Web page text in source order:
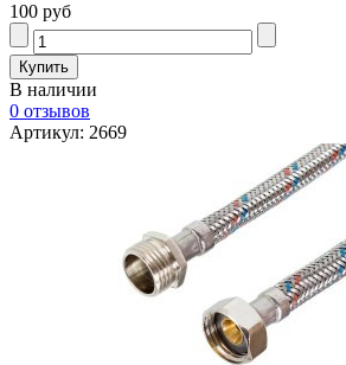
100 руб
В наличии
0 отзывов
Артикул: 2669